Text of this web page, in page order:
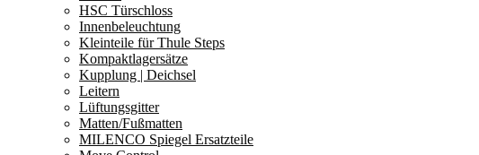
HSC Türschloss
Innenbeleuchtung
Kleinteile für Thule Steps
Kompaktlagersätze
Kupplung | Deichsel
Leitern
Lüftungsgitter
Matten/Fußmatten
MILENCO Spiegel Ersatzteile